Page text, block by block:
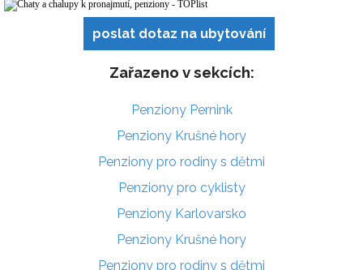
poslat dotaz na ubytování
Zařazeno v sekcích:
Penziony Pernink
Penziony Krušné hory
Penziony pro rodiny s dětmi
Penziony pro cyklisty
Penziony Karlovarsko
Penziony Krušné hory
Penziony pro rodiny s dětmi